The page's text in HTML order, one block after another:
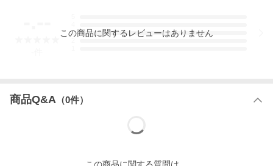
「ロング・lightカラー」
3
この商品に関するレビューはありません
商品Q&A （0件）